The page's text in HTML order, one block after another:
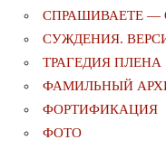
СПРАШИВАЕТЕ —
СУЖДЕНИЯ.
ТРАГЕДИЯ ПЛЕНА
ФАМИЛЬНЫЙ
ФОРТИФИКАЦИЯ
ФОТО